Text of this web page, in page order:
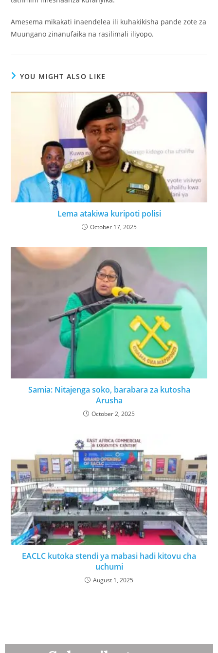
Amesema mikakati inaendelea ili kuhakikisha pande zote za
Muungano zinanufaika na rasilimali iliyopo.
YOU MIGHT ALSO LIKE
Lema atakiwa kuripoti polisi
October 17, 2025
Samia: Nitajenga soko, barabara za kutosha
Arusha
October 2, 2025
EACLC kutoka stendi ya mabasi hadi kitovu cha
uchumi
August 1, 2025